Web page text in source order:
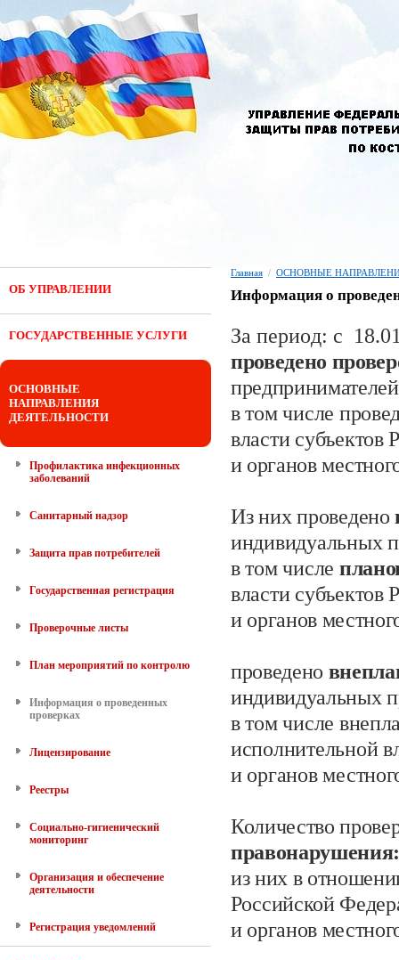
ОБ УПРАВЛЕНИИ
ГОСУДАРСТВЕННЫЕ УСЛУГИ
ОСНОВНЫЕ
НАПРАВЛЕНИЯ
ДЕЯТЕЛЬНОСТИ
Профилактика инфекционных
заболеваний
Санитарный надзор
Защита прав потребителей
Государственная регистрация
Проверочные листы
План мероприятий по контролю
Информация о проведенных
проверках
Лицензирование
Реестры
Социально-гигиенический
мониторинг
Организация и обеспечение
деятельности
Регистрация уведомлений
Главная / ОСНОВНЫЕ
Информация о
За период: с
проведено
в том числе
власти субъектов
и органов
Из них проведено
индивидуальных
в том числе
власти
и органов
проведено
индивидуальных
в том числе
исполнительной
и органов
Количество
из них в
Российской
и органов